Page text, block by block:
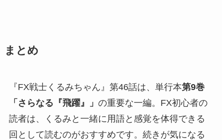
まとめ
『FX戦士くるみちゃん』第46話は、単行本第9巻
「さらなる『飛躍』」 の重要な一編。FX初心者の
読者は、くるみと一緒に用語と感覚を体得できる
回として読むのがおすすめです。続きが気になる